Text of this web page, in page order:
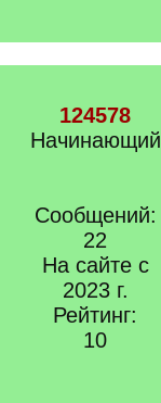
124578
Начинающий
Сообщений:
22
На сайте с
2023 г.
Рейтинг:
10